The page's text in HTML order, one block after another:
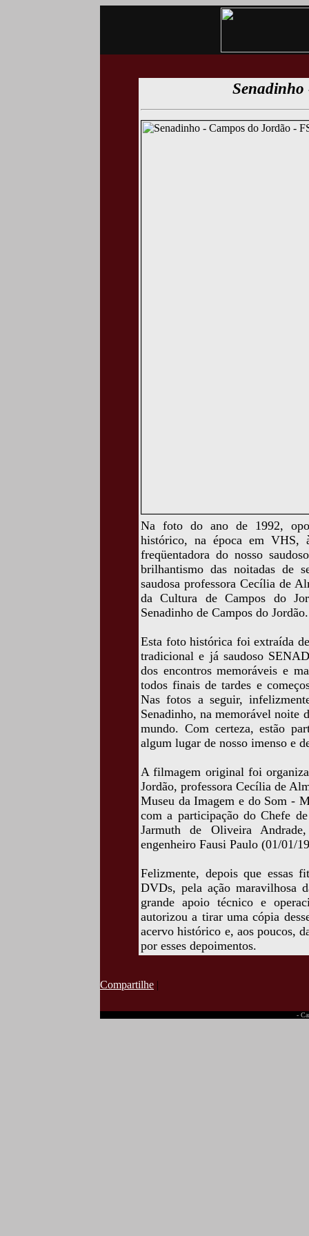
Senadinho
Na foto do ano de 1992,
histórico, na época em VHS,
freqüentadora do nosso
brilhantismo das noitadas de
saudosa professora Cecília de
da Cultura de Campos do
Senadinho de Campos do Jordão.
Esta foto histórica foi extraída
tradicional e já saudoso
dos encontros memoráveis e
todos finais de tardes e
Nas fotos a seguir,
Senadinho, na memorável noite
mundo. Com certeza, estão
algum lugar de nosso imenso e
A filmagem original foi
Jordão, professora Cecília de
Museu da Imagem e do Som -
com a participação do Chefe
Jarmuth de Oliveira
engenheiro Fausi Paulo (01/01/
Felizmente, depois que essas
DVDs, pela ação maravilhosa
grande apoio técnico e
autorizou a tirar uma cópia
acervo histórico e, aos poucos,
por esses depoimentos.
Compartilhe |
-